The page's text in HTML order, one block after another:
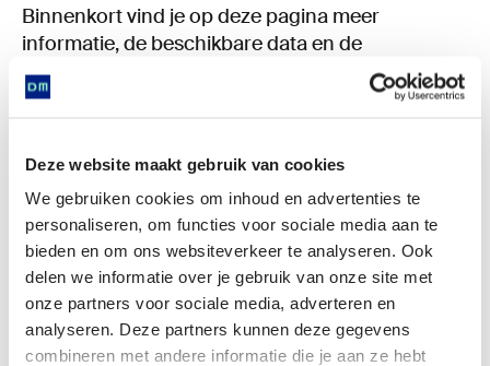
Deze website maakt gebruik van cookies
We gebruiken cookies om inhoud en advertenties te
personaliseren, om functies voor sociale media aan te
bieden en om ons websiteverkeer te analyseren. Ook
delen we informatie over je gebruik van onze site met
onze partners voor sociale media, adverteren en
analyseren. Deze partners kunnen deze gegevens
combineren met andere informatie die je aan ze hebt
Binnenkort vind je op deze pagina meer
informatie, de beschikbare data en de
mogelijkheid om een reservering te maken.